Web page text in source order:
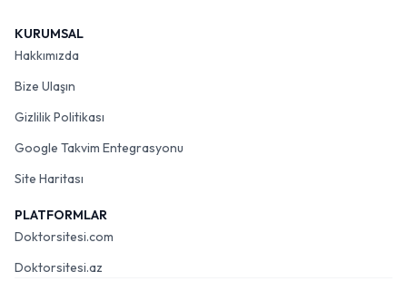
KURUMSAL
Hakkımızda
Bize Ulaşın
Gizlilik Politikası
Google Takvim Entegrasyonu
Site Haritası
PLATFORMLAR
Doktorsitesi.com
Doktorsitesi.az